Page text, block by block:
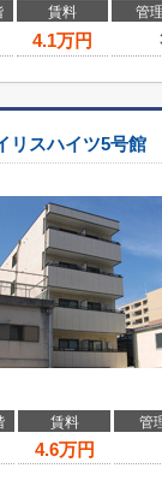
賃料
管
4.1万円
リスハイツ5号館
賃料
管
4.6万円